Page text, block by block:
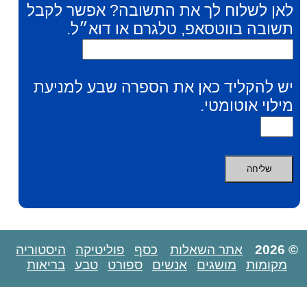
לאן לשלוח לך את התשובה? אפשר לקבל
תשובה בווטסאפ, טלגרם או דוא״ל.
יש להקליד כאן את הספרה שבע למניעת
מילוי אוטומטי.
© 2026 אתר השאלות כסף פוליטיקה
היסטוריה
מקומות
מושגים אנשים ספורט טבע בריאות